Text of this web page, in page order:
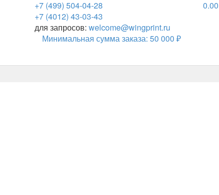
+7 (499) 504-04-28
+7 (4012) 43-03-43
для запросов: welcome@wingprint.ru
Минимальная сумма заказа: 50 000 ₽
0.00